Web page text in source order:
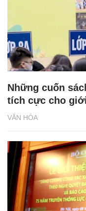
VĂN HÓA
Những cuốn
tích cực cho